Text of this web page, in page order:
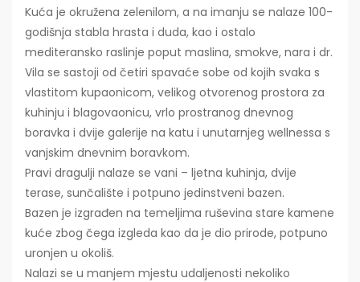
Kuća je okružena zelenilom, a na imanju se nalaze 100-
godišnja stabla hrasta i duda, kao i ostalo
mediteransko raslinje poput maslina, smokve, nara i dr.
Vila se sastoji od četiri spavaće sobe od kojih svaka s
vlastitom kupaonicom, velikog otvorenog prostora za
kuhinju i blagovaonicu, vrlo prostranog dnevnog
boravka i dvije galerije na katu i unutarnjeg wellnessa s
vanjskim dnevnim boravkom.
Pravi dragulji nalaze se vani – ljetna kuhinja, dvije
terase, sunčalište i potpuno jedinstveni bazen.
Bazen je izgrađen na temeljima ruševina stare kamene
kuće zbog čega izgleda kao da je dio prirode, potpuno
uronjen u okoliš.
Nalazi se u manjem mjestu udaljenosti nekoliko